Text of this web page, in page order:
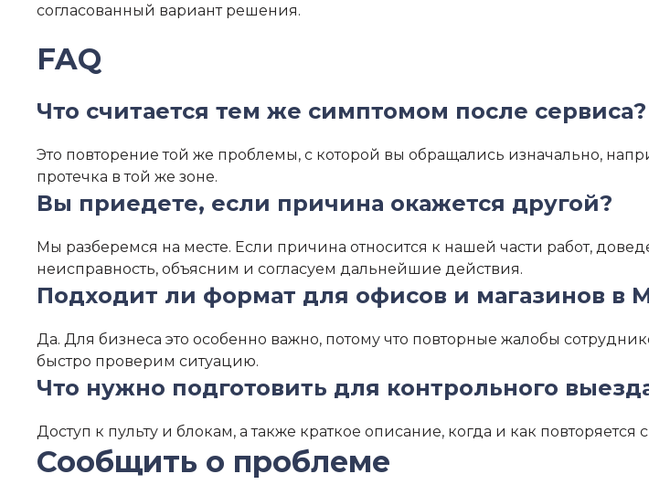
согласованный вариант решения.
FAQ
Что считается тем же симптомом после сервиса?
Это повторение той же проблемы, с которой вы обращались изначально,
протечка в той же зоне.
Вы приедете, если причина окажется другой?
Мы разберемся на месте. Если причина относится к нашей части работ,
неисправность, объясним и согласуем дальнейшие действия.
Подходит ли формат для офисов и магазинов в
Да. Для бизнеса это особенно важно, потому что повторные жалобы
быстро проверим ситуацию.
Что нужно подготовить для контрольного
Доступ к пульту и блокам, а также краткое описание, когда и как
Сообщить о проблеме